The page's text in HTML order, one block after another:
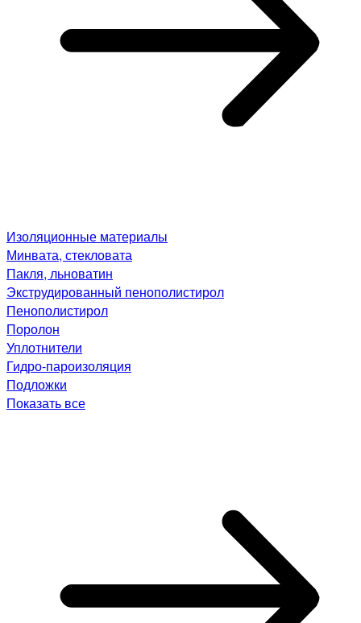
Изоляционные материалы
Минвата, стекловата
Пакля, льноватин
Экструдированный пенополистирол
Пенополистирол
Поролон
Уплотнители
Гидро-пароизоляция
Подложки
Показать все